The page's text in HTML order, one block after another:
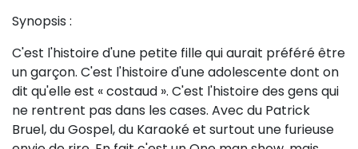
Sur l’étagère
Synopsis :
C'est l'histoire d'une petite fille qui aurait préféré être
un garçon. C'est l'histoire d'une adolescente dont on
dit qu'elle est « costaud ». C'est l'histoire des gens qui
ne rentrent pas dans les cases. Avec du Patrick
Bruel, du Gospel, du Karaoké et surtout une furieuse